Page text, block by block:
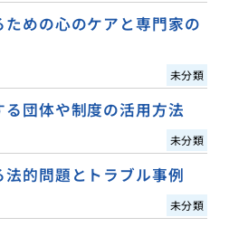
めの心のケアと専門家の
未分類
団体や制度の活用方法
未分類
的問題とトラブル事例
未分類